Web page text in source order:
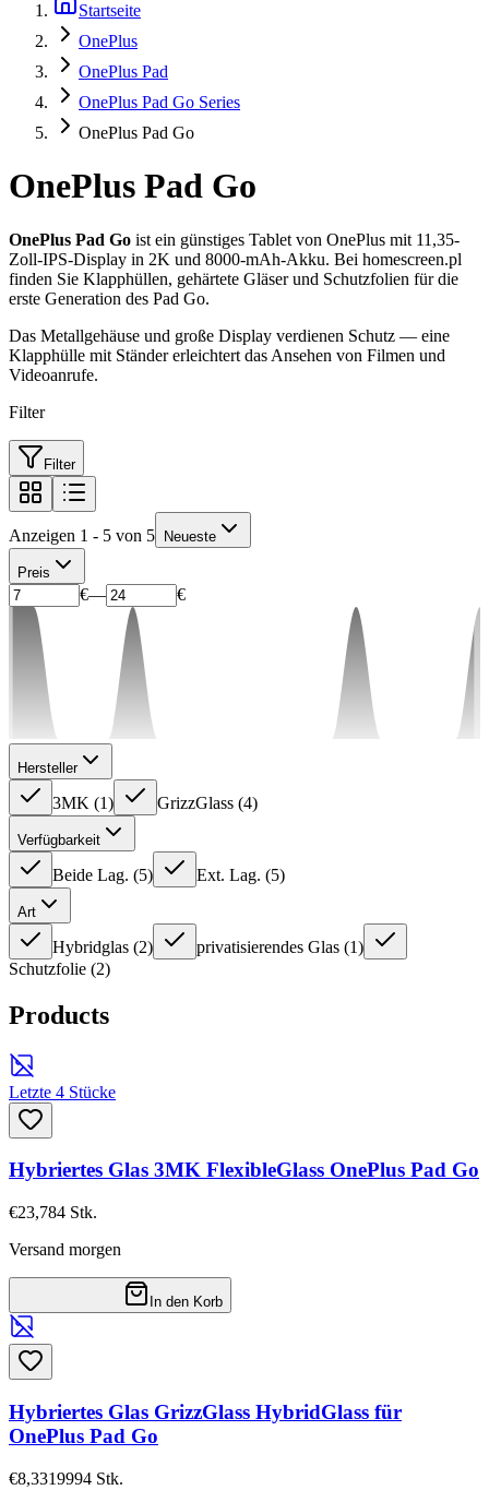
Startseite
OnePlus
OnePlus Pad
OnePlus Pad Go Series
OnePlus Pad Go
OnePlus Pad Go
OnePlus Pad Go ist ein günstiges Tablet von OnePlus mit 11,35-
Zoll-IPS-Display in 2K und 8000-mAh-Akku. Bei homescreen.pl
finden Sie Klapphüllen, gehärtete Gläser und Schutzfolien für die
erste Generation des Pad Go.
Das Metallgehäuse und große Display verdienen Schutz — eine
Klapphülle mit Ständer erleichtert das Ansehen von Filmen und
Videoanrufe.
Filter
Filter
Anzeigen 1 - 5 von 5 Neueste
Preis
€— €
Hersteller
3MK (1) GrizzGlass (4)
Verfügbarkeit
Beide Lag. (5) Ext. Lag. (5)
Art
Hybridglas (2) privatisierendes Glas (1)
Schutzfolie (2)
Products
Letzte 4 Stücke
Hybriertes Glas 3MK FlexibleGlass OnePlus Pad Go
€23,784 Stk.
Versand morgen
In den Korb
Hybriertes Glas GrizzGlass HybridGlass für
OnePlus Pad Go
€8,3319994 Stk.